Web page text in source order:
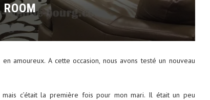
amoureux. A cette occasion, nous avons testé un nouveau
mais c’était la première fois pour mon mari. Il était un peu